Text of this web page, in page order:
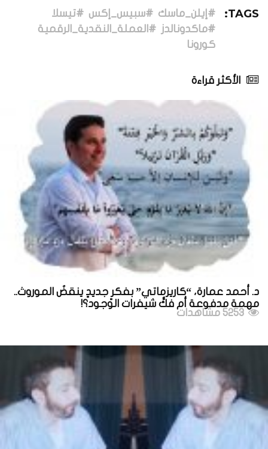
TAGS: #إيلن_ماسك #سبيس_إكس #تيسلا
#ماكدونالدز #العملة_النقدية_الرقمية
كورونا
الأكثر قراءة
د. أحمد عمارة، “كاريزماتي” بفكرٍ جديدٍ ينقضُ الموروث..
مهمة مدفوعة أم فكُّ شيفرات الوجود؟!